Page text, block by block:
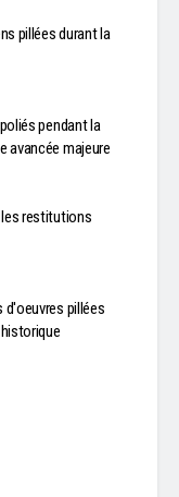
pillées durant la
pendant la
avancée majeure
les restitutions
pillées